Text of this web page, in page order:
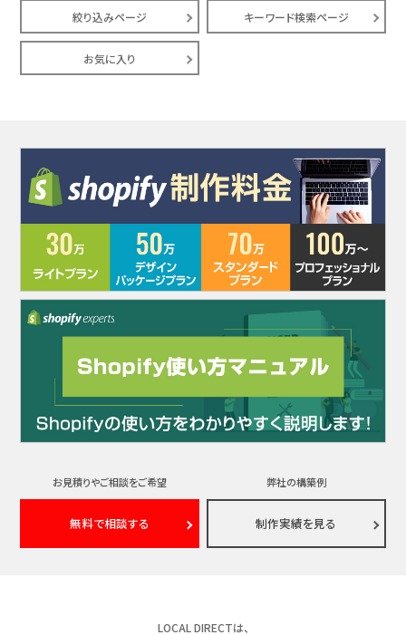
絞り込みページ キーワード検索ページ
お気に入り
お見積りやご相談をご希望
無料で相談する
弊社の構築例
制作実績を見る
LOCAL DIRECTは、